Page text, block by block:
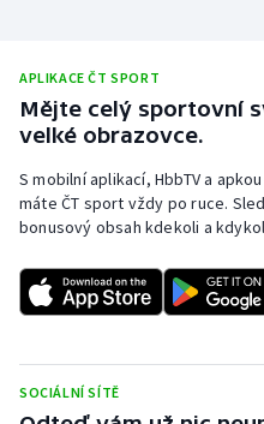
Stolní tenis
Triatlon
Veslování
Vodní slalom
Ostatní
APLIKACE ČT SPORT
Mějte celý sportovní
velké obrazovce.
S mobilní aplikací, HbbTV a
máte ČT sport vždy po ruce.
bonusový obsah kdekoli a
SOCIÁLNÍ SÍTĚ